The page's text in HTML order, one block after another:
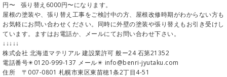
円〜 張り替え6000円〜になります。
屋根の塗装や、張り替え工事をご検討中の方、屋根改修時期がわからない方も
お気軽にお問い合わせください。同時に外壁の塗装や張り替えもお引き受けし
ています。ますはお電話か、メールにてお問い合わせ下さい。
↓↓↓↓↓
株式会社 北海道マテリアル 建設業許可 般ー24 石第21352
電話番号✴️0120-999-137 メール✴️ info@benri-jyutaku.com
住所 〒007-0801 札幌市東区東苗穂1条2丁目4-51